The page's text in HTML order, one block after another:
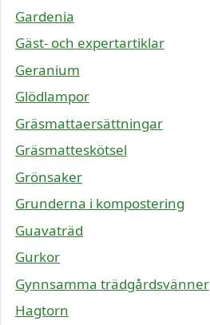
Gardenia
Gäst- och expertartiklar
Geranium
Glödlampor
Gräsmattaersättningar
Gräsmatteskötsel
Grönsaker
Grunderna i kompostering
Guavaträd
Gurkor
Gynnsamma trädgårdsvänner
Hagtorn